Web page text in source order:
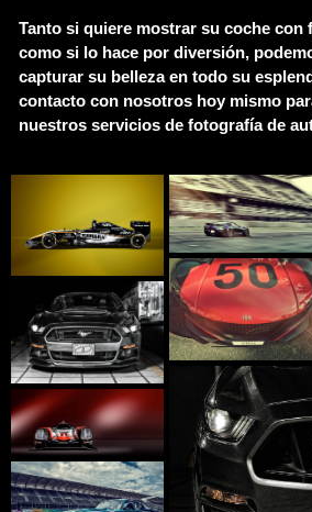
Tanto si quiere mostrar su coche con
como si lo hace por diversión,
capturar su belleza en todo su
contacto con nosotros hoy mismo
nuestros servicios de fotografía de